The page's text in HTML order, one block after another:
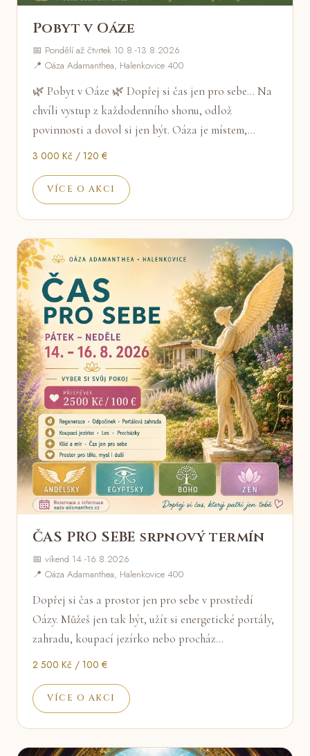
Pobyt v Oáze
📅 Pondělí až čtvrtek 10.8.-13.8.2026
📍 Oáza Adamanthea, Halenkovice 400
🌿 Pobyt v Oáze 🌿 Dopřej si čas jen pro sebe... Na
chvíli vystup z každodenního shonu, odlož
povinnosti a dovol si jen být. Oáza je místem,…
3 000 Kč / 120 €
VÍCE O AKCI
ČAS PRO SEBE srpnový termín
📅 víkend 14.-16.8.2026
📍 Oáza Adamanthea, Halenkovice 400
Dopřej si čas a prostor jen pro sebe v prostředí
Oázy. Můžeš jen tak být, užít si energetické portály,
zahradu, koupací jezírko nebo procház…
2 500 Kč / 100 €
VÍCE O AKCI